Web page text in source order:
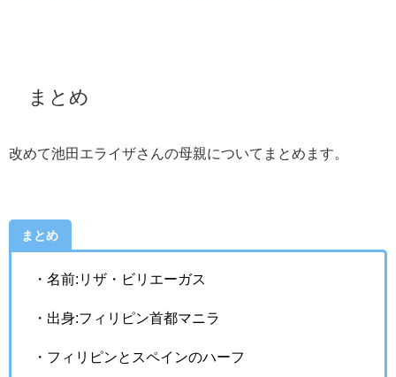
まとめ
改めて池田エライザさんの母親についてまとめます。
まとめ
・名前:リザ・ビリエーガス
・出身:フィリピン首都マニラ
・フィリピンとスペインのハーフ